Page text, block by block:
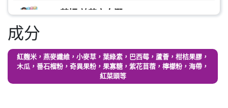
草姬 益菌之白潤
草姬 調經緊緻寶(27年2月到期)
此商品最多可加購1件
HKD$169 加入購物車
成分
紅麴米，燕麥纖維，小麥草，葉綠素，巴西莓，蘆薈，柑桔果膠，
木瓜，番石榴粉，奇異果粉，果寡糖，紫花苜蓿，檸檬粉，海帶，
紅菜頭等